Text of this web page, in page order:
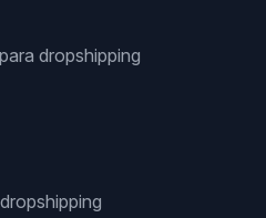
dropshipping